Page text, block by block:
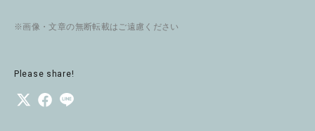
※画像・文章の無断転載はご遠慮ください
Please share!